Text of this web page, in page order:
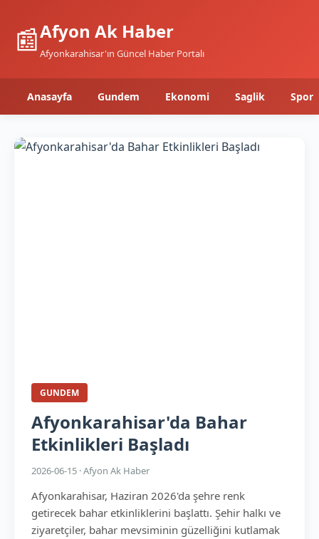
📰Afyon Ak Haber
Afyonkarahisar'ın Güncel Haber Portalı
Anasayfa Gundem Ekonomi Saglik Spor
GUNDEM
Afyonkarahisar'da Bahar
Etkinlikleri Başladı
2026-06-15 · Afyon Ak Haber
Afyonkarahisar, Haziran 2026'da şehre renk
getirecek bahar etkinliklerini başlattı. Şehir halkı ve
ziyaretçiler, bahar mevsiminin güzelliğini kutlamak